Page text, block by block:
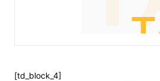
[td_block_4]